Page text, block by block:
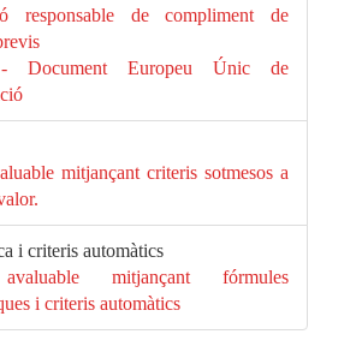
responsable de compliment de
Document Europeu Únic de
mitjançant criteris sotmesos a
i criteris automàtics
mitjançant fórmules
i criteris automàtics